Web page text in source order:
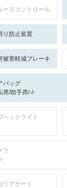
ーズコントロール
り防止装置
被害軽減ブレーキ
バッグ
席/助手席/-/-
ヘッドライト
ラ
リアゲート